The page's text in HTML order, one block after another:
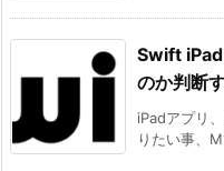
Swift
のか判断
iPadアプリ
りたい事、